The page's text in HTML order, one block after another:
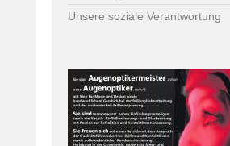
Unsere soziale Verantwortung